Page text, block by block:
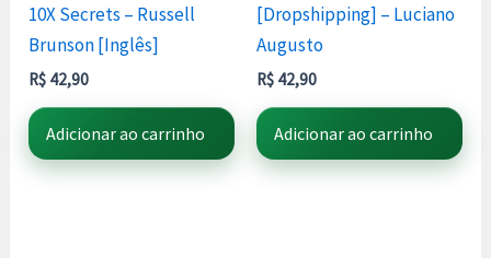
10X Secrets – Russell
Brunson [Inglês]
R$ 42,90
Adicionar ao carrinho
[Dropshipping] – Luciano
Augusto
R$ 42,90
Adicionar ao carrinho